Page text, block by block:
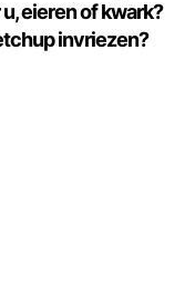
eieren of kwark?
invriezen?